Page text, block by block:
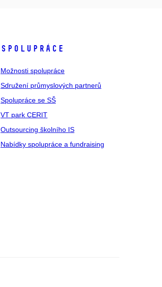
SPOLUPRÁCE
Možnosti spolupráce
Sdružení průmyslových partnerů
Spolupráce se SŠ
VT park CERIT
Outsourcing školního IS
Nabídky spolupráce a fundraising